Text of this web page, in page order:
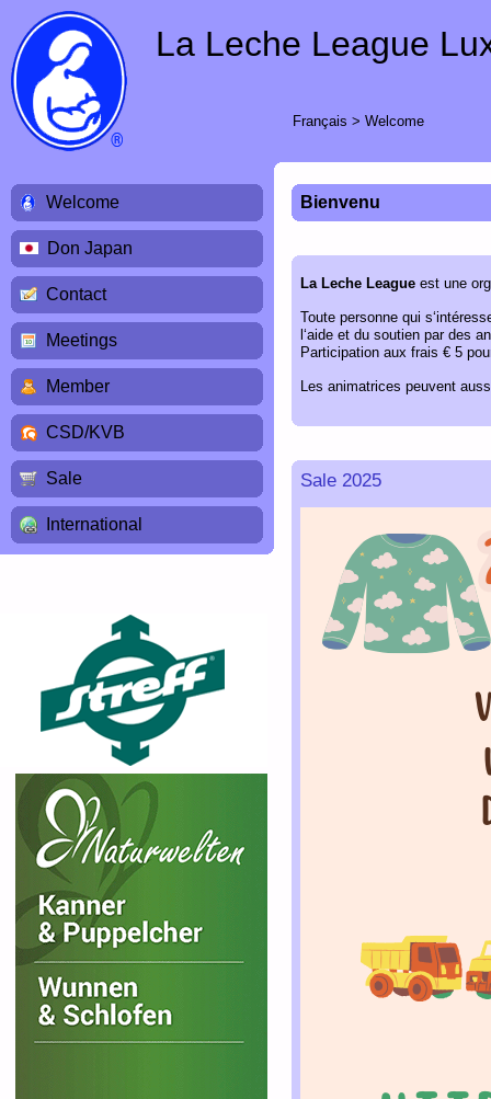
La Leche League
Français > Welcome
Welcome
Don Japan
Contact
Meetings
Member
CSD/KVB
Sale
International
Bienvenu
La Leche League est une
Toute personne qui
l‘aide et du soutien par des
Participation aux frais € 5
Les animatrices peuvent
Sale 2025